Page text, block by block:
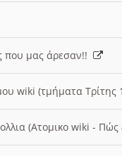
που μας άρεσαν!!
wiki (τμήματα Τρίτης
(Ατομικο wiki -